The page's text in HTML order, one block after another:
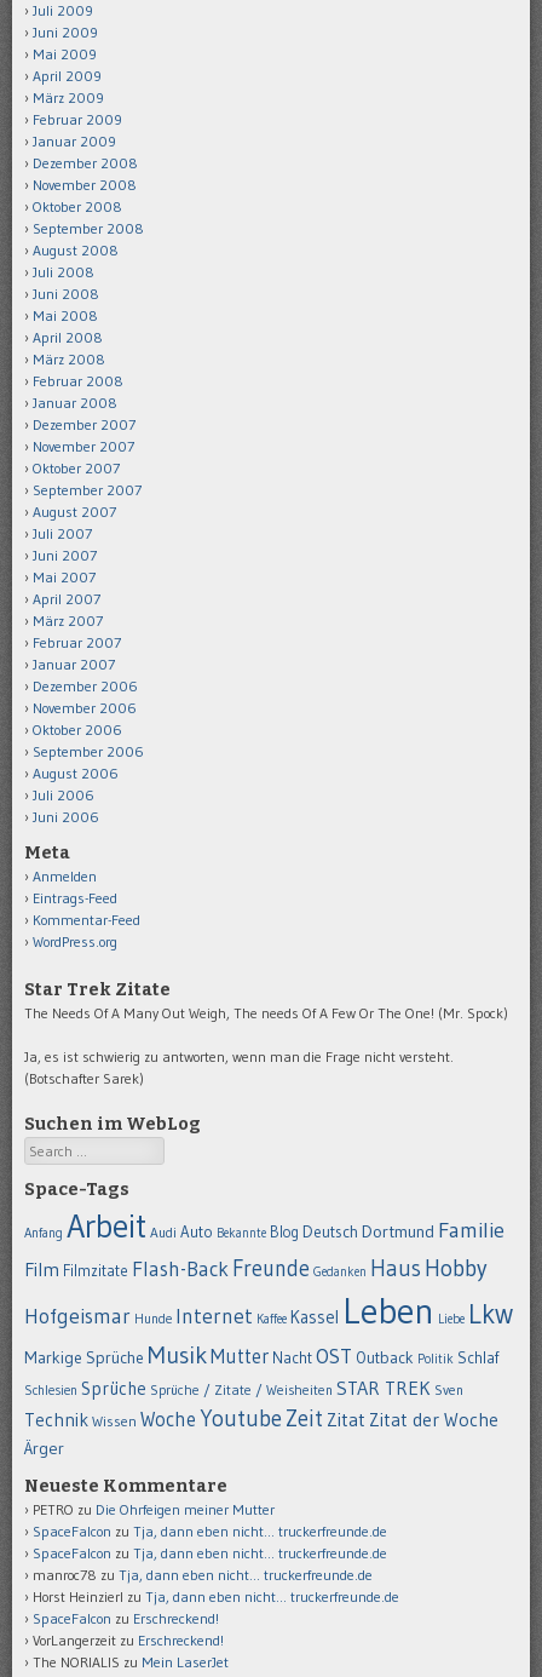
Juli 2009
Juni 2009
Mai 2009
April 2009
März 2009
Februar 2009
Januar 2009
Dezember 2008
November 2008
Oktober 2008
September 2008
August 2008
Juli 2008
Juni 2008
Mai 2008
April 2008
März 2008
Februar 2008
Januar 2008
Dezember 2007
November 2007
Oktober 2007
September 2007
August 2007
Juli 2007
Juni 2007
Mai 2007
April 2007
März 2007
Februar 2007
Januar 2007
Dezember 2006
November 2006
Oktober 2006
September 2006
August 2006
Juli 2006
Juni 2006
Meta
Anmelden
Eintrags-Feed
Kommentar-Feed
WordPress.org
Star Trek Zitate
The Needs Of A Many Out Weigh, The needs Of A Few Or The One! (Mr. Spock)
Ja, es ist schwierig zu antworten, wenn man die Frage nicht versteht.
(Botschafter Sarek)
Suchen im WebLog
Search
Space-Tags
Anfang Arbeit Audi Auto Bekannte Blog Deutsch Dortmund Familie
Film Filmzitate Flash-BackFreunde Gedanken Haus Hobby
Hofgeismar Hunde Internet Kaffee Kassel Leben Liebe Lkw
Markige Sprüche MusikMutter NachtOST Outback Politik Schlaf
Schlesien Sprüche Sprüche / Zitate / Weisheiten STAR TREK Sven
Technik Wissen Woche Youtube Zeit Zitat Zitat der Woche
Ärger
Neueste Kommentare
PETRO zu Die Ohrfeigen meiner Mutter
SpaceFalcon zu Tja, dann eben nicht… truckerfreunde.de
SpaceFalcon zu Tja, dann eben nicht… truckerfreunde.de
manroc78 zu Tja, dann eben nicht… truckerfreunde.de
Horst Heinzierl zu Tja, dann eben nicht… truckerfreunde.de
SpaceFalcon zu Erschreckend!
VorLangerzeit zu Erschreckend!
The NORIALIS zu Mein LaserJet